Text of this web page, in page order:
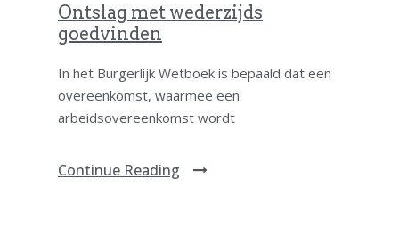
Ontslag met wederzijds
goedvinden
In het Burgerlijk Wetboek is bepaald dat een
overeenkomst, waarmee een
arbeidsovereenkomst wordt
Continue Reading